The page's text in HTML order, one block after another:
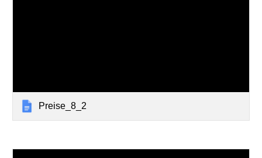
Preise_8_2